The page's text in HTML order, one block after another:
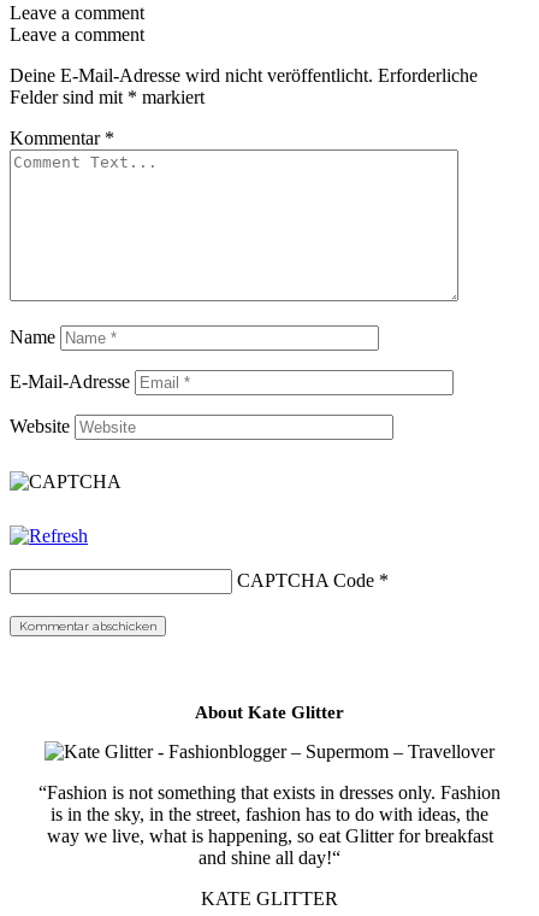
Leave a comment
Leave a comment
Deine E-Mail-Adresse wird nicht veröffentlicht. Erforderliche
Felder sind mit * markiert
Kommentar *
Name
E-Mail-Adresse
Website
CAPTCHA Code *
About Kate Glitter
“Fashion is not something that exists in dresses only. Fashion
is in the sky, in the street, fashion has to do with ideas, the
way we live, what is happening, so eat Glitter for breakfast
and shine all day!“
KATE GLITTER